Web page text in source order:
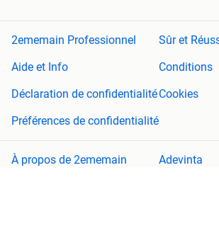
2ememain Professionnel
Sûr et
Aide et Info
Conditions
Déclaration de confidentialitéCookies
Préférences de confidentialité
À propos de 2ememain
Adevinta